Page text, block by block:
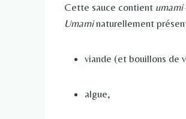
Cette sauce contient umami
Umaminaturellement
viande (et bouillons de
algue,